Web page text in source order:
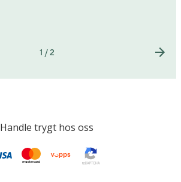
1 / 2
Handle trygt hos oss